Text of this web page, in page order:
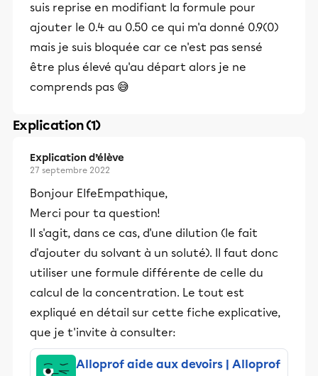
suis reprise en modifiant la formule pour
ajouter le 0.4 au 0.50 ce qui m'a donné 0.9(0)
mais je suis bloquée car ce n'est pas sensé
être plus élevé qu'au départ alors je ne
comprends pas 😅
Explication (1)
Explication d’élève
27 septembre 2022
Bonjour ElfeEmpathique,
Merci pour ta question!
Il s'agit, dans ce cas, d'une dilution (le fait
d'ajouter du solvant à un soluté). Il faut donc
utiliser une formule différente de celle du
calcul de la concentration. Le tout est
expliqué en détail sur cette fiche explicative,
que je t'invite à consulter:
Alloprof aide aux devoirs | Alloprof